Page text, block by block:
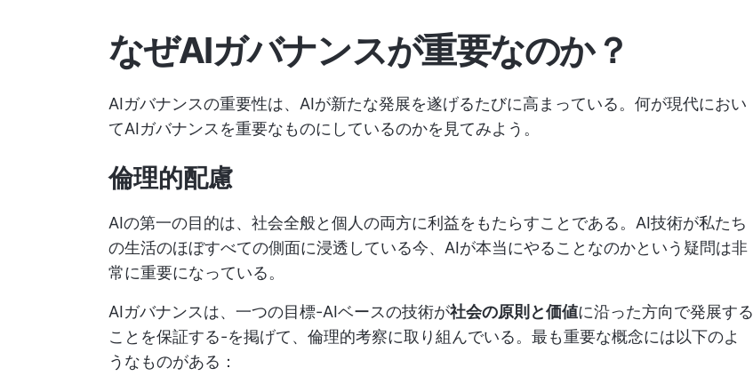
なぜAIガバナンスが重要なのか？
AIガバナンスの重要性は、AIが新たな発展を遂げるたびに高まっている。何が現代におい
てAIガバナンスを重要なものにしているのかを見てみよう。
倫理的配慮
AIの第一の目的は、社会全般と個人の両方に利益をもたらすことである。AI技術が私たち
の生活のほぼすべての側面に浸透している今、AIが本当にやることなのかという疑問は非
常に重要になっている。
AIガバナンスは、一つの目標-AIベースの技術が社会の原則と価値に沿った方向で発展する
ことを保証する-を掲げて、倫理的考察に取り組んでいる。最も重要な概念には以下のよ
うなものがある：